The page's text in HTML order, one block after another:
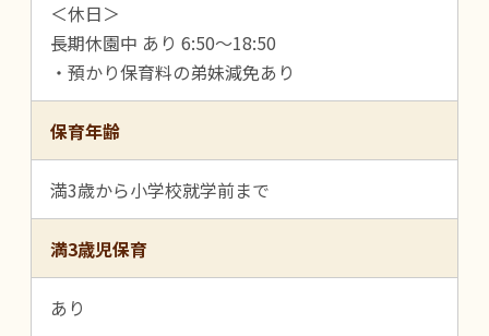
＜休日＞
長期休園中 あり 6:50～18:50
・預かり保育料の弟妹減免あり
保育年齢
満3歳から小学校就学前まで
満3歳児保育
あり